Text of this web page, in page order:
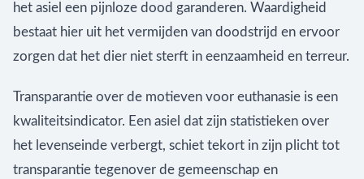
het asiel een pijnloze dood garanderen. Waardigheid
bestaat hier uit het vermijden van doodstrijd en ervoor
zorgen dat het dier niet sterft in eenzaamheid en terreur.
Transparantie over de motieven voor euthanasie is een
kwaliteitsindicator. Een asiel dat zijn statistieken over
het levenseinde verbergt, schiet tekort in zijn plicht tot
transparantie tegenover de gemeenschap en